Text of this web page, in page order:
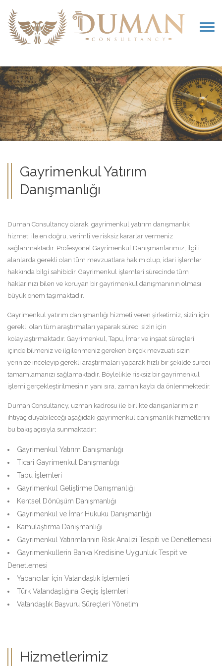
Gayrimenkul Yatırım
Danışmanlığı
Duman Consultancy olarak, gayrimenkul yatırım danışmanlık
hizmeti ile en doğru, verimli ve risksiz kararlar vermeniz
sağlanmaktadır. Profesyonel Gayrimenkul Danışmanlarımız, ilgili
alanlarda gerekli olan tüm mevzuatlara hakim olup, idari işlemler
hakkında bilgi sahibidir. Gayrimenkul işlemleri sürecinde tüm
haklarınızı bilen ve koruyan bir gayrimenkul danışmanının olması
büyük önem taşımaktadır.
Gayrimenkul yatırım danışmanlığı hizmeti veren şirketimiz, sizin için
gerekli olan tüm araştırmaları yaparak süreci sizin için
kolaylaştırmaktadır. Gayrimenkul, Tapu, İmar ve inşaat süreçleri
içinde bilmeniz ve ilgilenmeniz gereken birçok mevzuatı sizin
yerinize inceleyip gerekli araştırmaları yaparak hızlı bir şekilde süreci
tamamlamanızı sağlamaktadır. Böylelikle risksiz bir gayrimenkul
işlemi gerçekleştirilmesinin yanı sıra, zaman kaybı da önlenmektedir.
Duman Consultancy, uzman kadrosu ile birlikte danışanlarımızın
ihtiyaç duyabileceği aşağıdaki gayrimenkul danışmanlık hizmetlerini
bu bakış açısıyla sunmaktadır:
Gayrimenkul Yatırım Danışmanlığı
Ticari Gayrimenkul Danışmanlığı
Tapu İşlemleri
Gayrimenkul Geliştirme Danışmanlığı
Kentsel Dönüşüm Danışmanlığı
Gayrimenkul ve İmar Hukuku Danışmanlığı
Kamulaştırma Danışmanlığı
Gayrimenkul Yatırımlarının Risk Analizi Tespiti ve Denetlemesi
Gayrimenkullerin Banka Kredisine Uygunluk Tespit ve
Denetlemesi
Yabancılar İçin Vatandaşlık İşlemleri
Türk Vatandaşlığına Geçiş İşlemleri
Vatandaşlık Başvuru Süreçleri Yönetimi
Hizmetlerimiz